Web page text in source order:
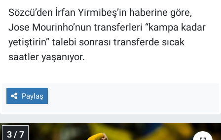
Sözcü’den İrfan Yirmibeş’in haberine göre,
Jose Mourinho’nun transferleri “kampa kadar
yetiştirin” talebi sonrası transferde sıcak
saatler yaşanıyor.
Paylaş
3 / 7